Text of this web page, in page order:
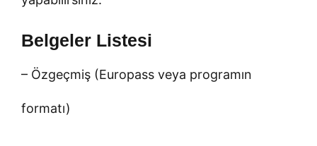
Belgeler Listesi
– Özgeçmiş (Europass veya programın
formatı)